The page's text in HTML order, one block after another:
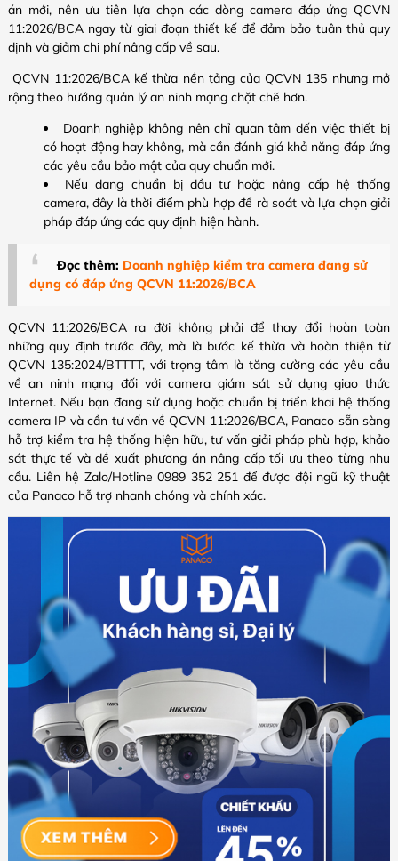
án mới, nên ưu tiên lựa chọn các dòng camera đáp ứng QCVN
11:2026/BCA ngay từ giai đoạn thiết kế để đảm bảo tuân thủ quy
định và giảm chi phí nâng cấp về sau.
QCVN 11:2026/BCA kế thừa nền tảng của QCVN 135 nhưng mở
rộng theo hướng quản lý an ninh mạng chặt chẽ hơn.
Doanh nghiệp không nên chỉ quan tâm đến việc thiết bị
có hoạt động hay không, mà cần đánh giá khả năng đáp ứng
các yêu cầu bảo mật của quy chuẩn mới.
Nếu đang chuẩn bị đầu tư hoặc nâng cấp hệ thống
camera, đây là thời điểm phù hợp để rà soát và lựa chọn giải
pháp đáp ứng các quy định hiện hành.
Đọc thêm: Doanh nghiệp kiểm tra camera đang sử
dụng có đáp ứng QCVN 11:2026/BCA
QCVN 11:2026/BCA ra đời không phải để thay đổi hoàn toàn
những quy định trước đây, mà là bước kế thừa và hoàn thiện từ
QCVN 135:2024/BTTTT, với trọng tâm là tăng cường các yêu cầu
về an ninh mạng đối với camera giám sát sử dụng giao thức
Internet. Nếu bạn đang sử dụng hoặc chuẩn bị triển khai hệ thống
camera IP và cần tư vấn về QCVN 11:2026/BCA, Panaco sẵn sàng
hỗ trợ kiểm tra hệ thống hiện hữu, tư vấn giải pháp phù hợp, khảo
sát thực tế và đề xuất phương án nâng cấp tối ưu theo từng nhu
cầu. Liên hệ Zalo/Hotline 0989 352 251 để được đội ngũ kỹ thuật
của Panaco hỗ trợ nhanh chóng và chính xác.